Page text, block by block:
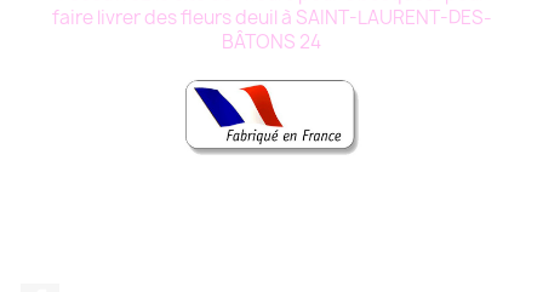
faire livrer des fleurs deuil à SAINT-LAURENT-DES-
BÂTONS 24